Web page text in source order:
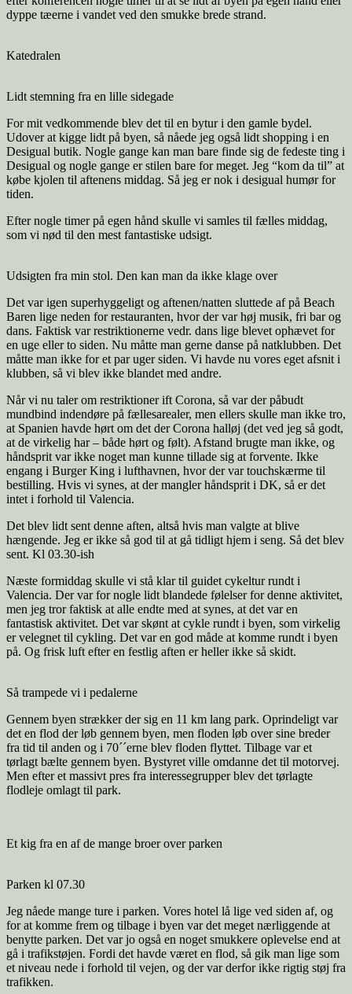
dyppe tæerne i vandet ved den smukke brede strand.
Katedralen
Lidt stemning fra en lille sidegade
For mit vedkommende blev det til en bytur i den gamle bydel.
Udover at kigge lidt på byen, så nåede jeg også lidt shopping i en
Desigual butik. Nogle gange kan man bare finde sig de fedeste ting i
Desigual og nogle gange er stilen bare for meget. Jeg “kom da til” at
købe kjolen til aftenens middag. Så jeg er nok i desigual humør for
tiden.
Efter nogle timer på egen hånd skulle vi samles til fælles middag,
som vi nød til den mest fantastiske udsigt.
Udsigten fra min stol. Den kan man da ikke klage over
Det var igen superhyggeligt og aftenen/natten sluttede af på Beach
Baren lige neden for restauranten, hvor der var høj musik, fri bar og
dans. Faktisk var restriktionerne vedr. dans lige blevet ophævet for
en uge eller to siden. Nu måtte man gerne danse på natklubben. Det
måtte man ikke for et par uger siden. Vi havde nu vores eget afsnit i
klubben, så vi blev ikke blandet med andre.
Når vi nu taler om restriktioner ift Corona, så var der påbudt
mundbind indendøre på fællesarealer, men ellers skulle man ikke tro,
at Spanien havde hørt om det der Corona halløj (det ved jeg så godt,
at de virkelig har – både hørt og følt). Afstand brugte man ikke, og
håndsprit var ikke noget man kunne tillade sig at forvente. Ikke
engang i Burger King i lufthavnen, hvor der var touchskærme til
bestilling. Hvis vi synes, at der mangler håndsprit i DK, så er det
intet i forhold til Valencia.
Det blev lidt sent denne aften, altså hvis man valgte at blive
hængende. Jeg er ikke så god til at gå tidligt hjem i seng. Så det blev
sent. Kl 03.30-ish
Næste formiddag skulle vi stå klar til guidet cykeltur rundt i
Valencia. Der var for nogle lidt blandede følelser for denne aktivitet,
men jeg tror faktisk at alle endte med at synes, at det var en
fantastisk aktivitet. Det var skønt at cykle rundt i byen, som virkelig
er velegnet til cykling. Det var en god måde at komme rundt i byen
på. Og frisk luft efter en festlig aften er heller ikke så skidt.
Så trampede vi i pedalerne
Gennem byen strækker der sig en 11 km lang park. Oprindeligt var
det en flod der løb gennem byen, men floden løb over sine breder
fra tid til anden og i 70´´erne blev floden flyttet. Tilbage var et
tørlagt bælte gennem byen. Bystyret ville omdanne det til motorvej.
Men efter et massivt pres fra interessegrupper blev det tørlagte
flodleje omlagt til park.
Et kig fra en af de mange broer over parken
Parken kl 07.30
Jeg nåede mange ture i parken. Vores hotel lå lige ved siden af, og
for at komme frem og tilbage i byen var det meget nærliggende at
benytte parken. Det var jo også en noget smukkere oplevelse end at
gå i trafikstøjen. Fordi det havde været en flod, så gik man lige som
et niveau nede i forhold til vejen, og der var derfor ikke rigtig støj fra
trafikken.